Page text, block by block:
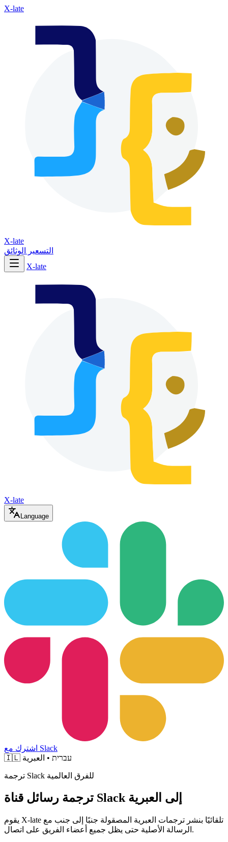
X-late
X-late
التسعير
الوثائق
X-late
X-late
Language
اشترك مع Slack
🇮🇱 עברית • العبرية
ترجمة Slack للفرق العالمية
ترجمة رسائل قناة Slack إلى العبرية
يقوم X-late تلقائيًا بنشر ترجمات العبرية المصقولة جنبًا إلى جنب مع
الرسالة الأصلية حتى يظل جميع أعضاء الفريق على اتصال.